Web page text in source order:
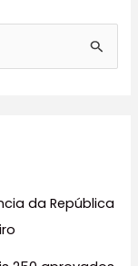
da República